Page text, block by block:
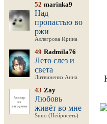
52 marinka9
Над
пропастью во
ржи
Аллегрова Ирина
49 Radmila76
Лето слез и
света
Литвиненко Анна
43 Zay
Любовь
живёт во мне
Suno (Нейросеть)